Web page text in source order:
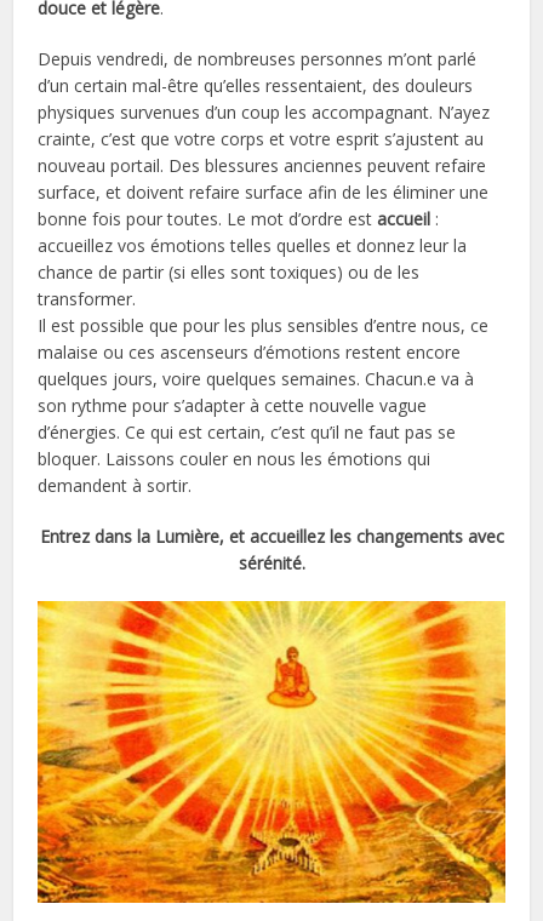
douce et légère.
Depuis vendredi, de nombreuses personnes m’ont parlé
d’un certain mal-être qu’elles ressentaient, des douleurs
physiques survenues d’un coup les accompagnant. N’ayez
crainte, c’est que votre corps et votre esprit s’ajustent au
nouveau portail. Des blessures anciennes peuvent refaire
surface, et doivent refaire surface afin de les éliminer une
bonne fois pour toutes. Le mot d’ordre estaccueil :
accueillez vos émotions telles quelles et donnez leur la
chance de partir (si elles sont toxiques) ou de les
transformer.
Il est possible que pour les plus sensibles d’entre nous, ce
malaise ou ces ascenseurs d’émotions restent encore
quelques jours, voire quelques semaines. Chacun.e va à
son rythme pour s’adapter à cette nouvelle vague
d’énergies. Ce qui est certain, c’est qu’il ne faut pas se
bloquer. Laissons couler en nous les émotions qui
demandent à sortir.
Entrez dans la Lumière, et accueillez les changements avec
sérénité.